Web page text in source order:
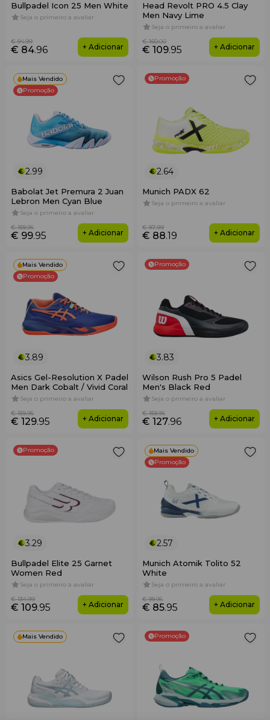
Bullpadel Icon 25 Men White
Seja o primeiro a avaliar
€ 84.96
€ 94.99
+ Adicionar
Head Revolt PRO 4.5 Clay
Men Navy Lime
Seja o primeiro a avaliar
€ 109.95
€ 160.00
+ Adicionar
Mais Vendido
Promoção
2.99
Babolat Jet Premura 2 Juan
Lebron Men Cyan Blue
Seja o primeiro a avaliar
€ 99.95
€ 159.95
+ Adicionar
Promoção
2.64
Munich PADX 62
Seja o primeiro a avaliar
€ 88.19
€ 97.99
+ Adicionar
Mais Vendido
Promoção
3.89
Asics Gel-Resolution X Padel
Men Dark Cobalt / Vivid Coral
Seja o primeiro a avaliar
€ 129.95
€ 159.95
+ Adicionar
Promoção
3.83
Wilson Rush Pro 5 Padel
Men's Black Red
Seja o primeiro a avaliar
€ 127.96
€ 159.95
+ Adicionar
Promoção
3.29
Bullpadel Elite 25 Garnet
Women Red
Seja o primeiro a avaliar
€ 109.95
€ 134.99
+ Adicionar
Mais Vendido
Promoção
2.57
Munich Atomik Tolito 52
White
Seja o primeiro a avaliar
€ 85.95
€ 99.95
+ Adicionar
Mais Vendido Promoção